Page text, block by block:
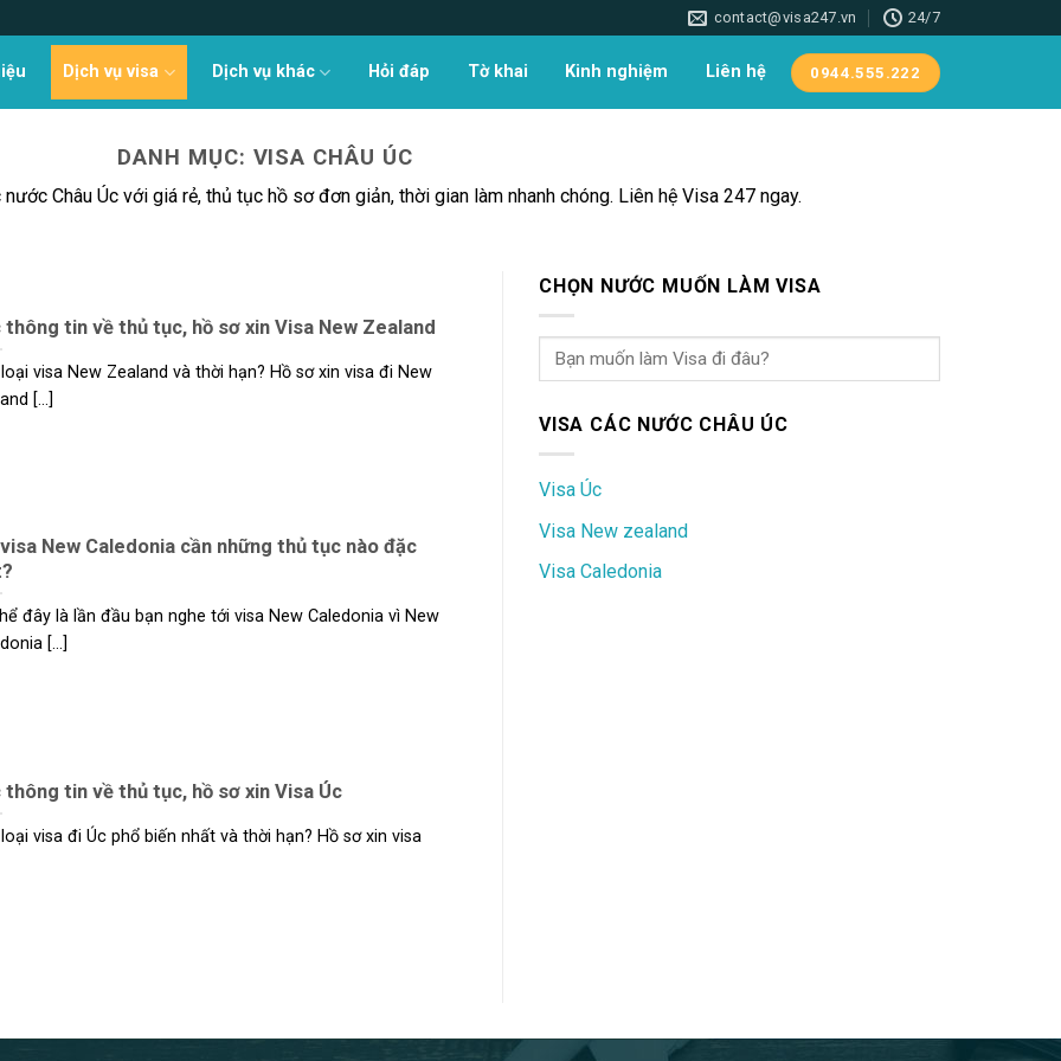
contact@visa247.vn 24/7
Dịch vụ visa Dịch vụ khác Hỏi đáp Tờ khai Kinh nghiệm Liên hệ 0944.555.222
DANH MỤC: VISA CHÂU ÚC
Châu Úc với giá rẻ, thủ tục hồ sơ đơn giản, thời gian làm nhanh chóng. Liên hệ Visa 247 ngay.
thông tin về thủ tục, hồ sơ xin Visa New Zealand
visa New Zealand và thời hạn? Hồ sơ xin visa đi New
[...]
New Caledonia cần những thủ tục nào đặc
đây là lần đầu bạn nghe tới visa New Caledonia vì New
[...]
thông tin về thủ tục, hồ sơ xin Visa Úc
visa đi Úc phổ biến nhất và thời hạn? Hồ sơ xin visa
CHỌN NƯỚC MUỐN LÀM VISA
VISA CÁC NƯỚC CHÂU ÚC
Visa Úc
Visa New zealand
Visa Caledonia